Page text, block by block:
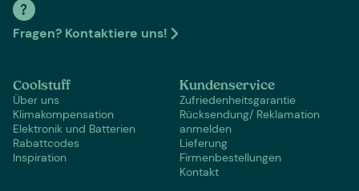
Fragen? Kontaktiere uns!
Coolstuff
Über uns
Klimakompensation
Elektronik und Batterien
Rabattcodes
Inspiration
Kundenservice
Zufriedenheitsgarantie
Rücksendung/ Reklamation
anmelden
Lieferung
Firmenbestellungen
Kontakt